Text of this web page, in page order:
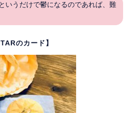
いうだけで鬱になるのであれば、難
のカード】